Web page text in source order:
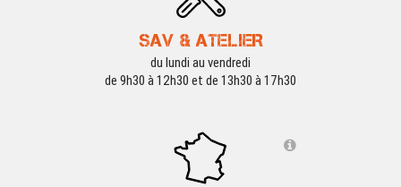
SAV & ATELIER
du lundi au vendredi
de 9h30 à 12h30 et de 13h30 à 17h30